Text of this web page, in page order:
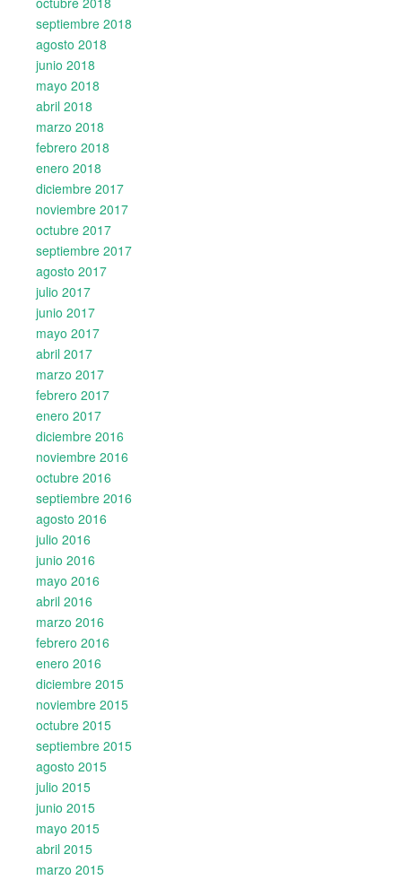
septiembre 2018
agosto 2018
junio 2018
mayo 2018
abril 2018
marzo 2018
febrero 2018
enero 2018
diciembre 2017
noviembre 2017
octubre 2017
septiembre 2017
agosto 2017
julio 2017
junio 2017
mayo 2017
abril 2017
marzo 2017
febrero 2017
enero 2017
diciembre 2016
noviembre 2016
octubre 2016
septiembre 2016
agosto 2016
julio 2016
junio 2016
mayo 2016
abril 2016
marzo 2016
febrero 2016
enero 2016
diciembre 2015
noviembre 2015
octubre 2015
septiembre 2015
agosto 2015
julio 2015
junio 2015
mayo 2015
abril 2015
marzo 2015